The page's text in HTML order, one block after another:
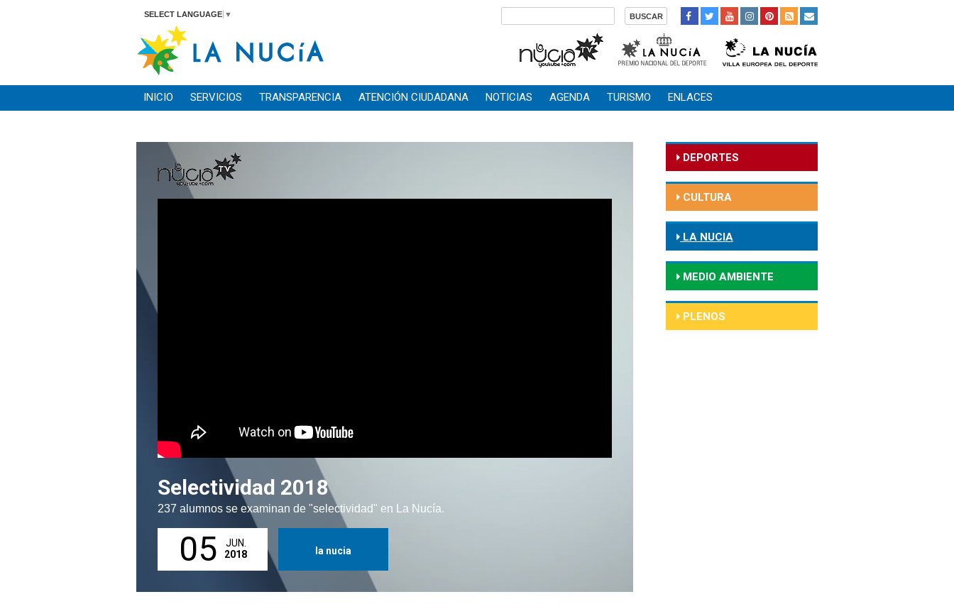
SELECT LANGUAGE ▼
INICIO SERVICIOS TRANSPARENCIA ATENCIÓN CIUDADANA NOTICIAS AGENDA TURISMO ENLACES
Selectividad 2018
237 alumnos se examinan de "selectividad" en La Nucía.
05
JUN.
2018
la nucia
DEPORTES
CULTURA
LA NUCIA
MEDIO AMBIENTE
PLENOS